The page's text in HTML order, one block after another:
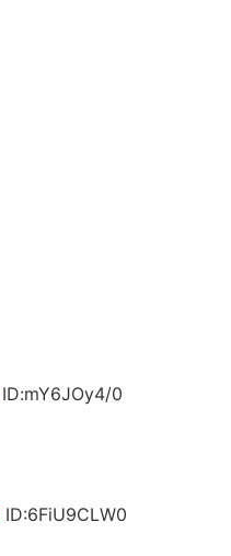
ID:mY6JOy4/0
ID:6FiU9CLW0